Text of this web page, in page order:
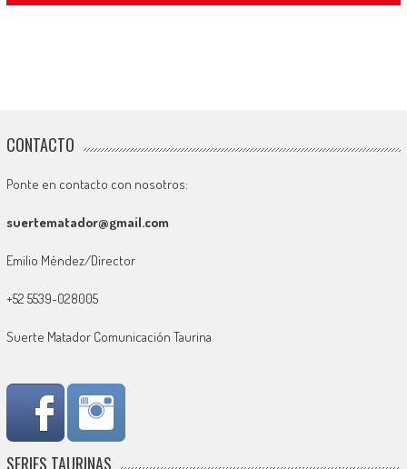
CONTACTO
Ponte en contacto con nosotros:
suertematador@gmail.com
Emilio Méndez/Director
+52 5539-028005
Suerte Matador Comunicación Taurina
SERIES TAURINAS